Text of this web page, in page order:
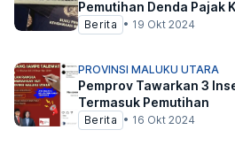
Pemutihan Denda Pajak
Berita • 19 Okt 2024
PROVINSI MALUKU UTARA
Pemprov Tawarkan 3
Termasuk Pemutihan
Berita • 16 Okt 2024